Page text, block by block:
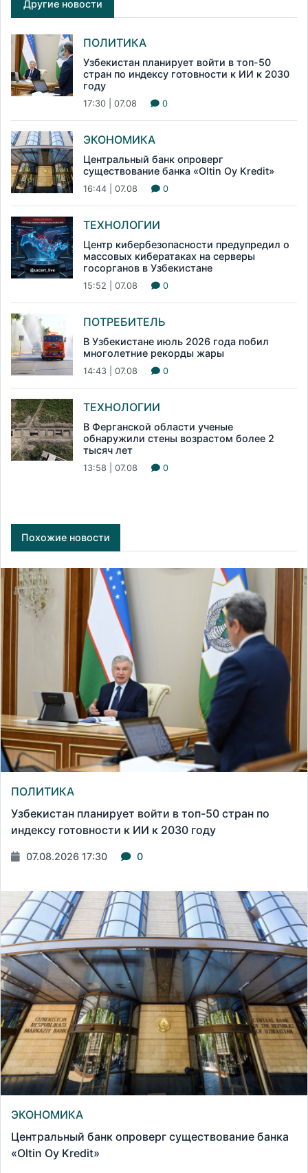
Другие новости
ПОЛИТИКА
Узбекистан планирует войти в топ-50
стран по индексу готовности к ИИ к 2030
году
17:30 | 07.08 0
ЭКОНОМИКА
Центральный банк опроверг
существование банка «Oltin Oy Kredit»
16:44 | 07.08 0
ТЕХНОЛОГИИ
Центр кибербезопасности предупредил о
массовых кибератаках на серверы
госорганов в Узбекистане
15:52 | 07.08 0
ПОТРЕБИТЕЛЬ
В Узбекистане июль 2026 года побил
многолетние рекорды жары
14:43 | 07.08 0
ТЕХНОЛОГИИ
В Ферганской области ученые
обнаружили стены возрастом более 2
тысяч лет
13:58 | 07.08 0
Похожие новости
ПОЛИТИКА
Узбекистан планирует войти в топ-50 стран по
индексу готовности к ИИ к 2030 году
07.08.2026 17:30 0
ЭКОНОМИКА
Центральный банк опроверг существование банка
«Oltin Oy Kredit»